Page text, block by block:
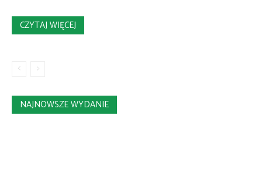
CZYTAJ WIĘCEJ
NAJNOWSZE WYDANIE